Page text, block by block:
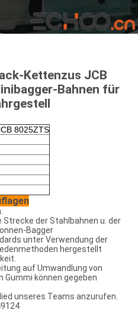
Kettenzus JCB
Bahnen für
8025ZTS
der Stahlbahnen u. der
Bagger
unter Verwendung der
hergestellt
auf Umwandlung von
Gummi können gegeben
unseres Teams anzurufen.